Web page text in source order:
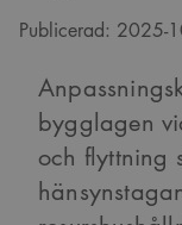
Publicerad: 2025-
bygglagen
och flyttning